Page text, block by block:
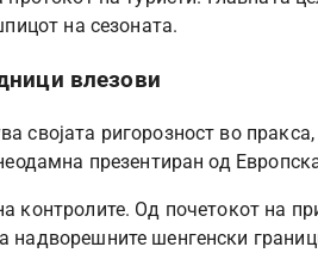
на сезоната.
влезови
својата ригорозност во
презентиран од
контролите. Од почетокот на
надворешните шенгенски